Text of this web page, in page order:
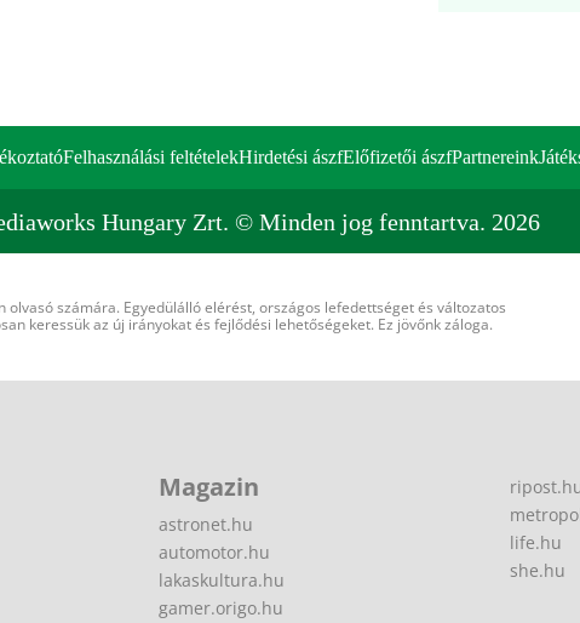
Felhasználási feltételekHirdetési ászfElőfizetői ászfPartnereink
Hungary Zrt. © Minden jog fenntartva. 2026
számára. Egyedülálló elérést, országos lefedettséget és változatos
keressük az új irányokat és fejlődési lehetőségeket. Ez jövőnk záloga.
Magazin
astronet.hu
automotor.hu
lakaskultura.hu
gamer.origo.hu
life.hu
she.hu